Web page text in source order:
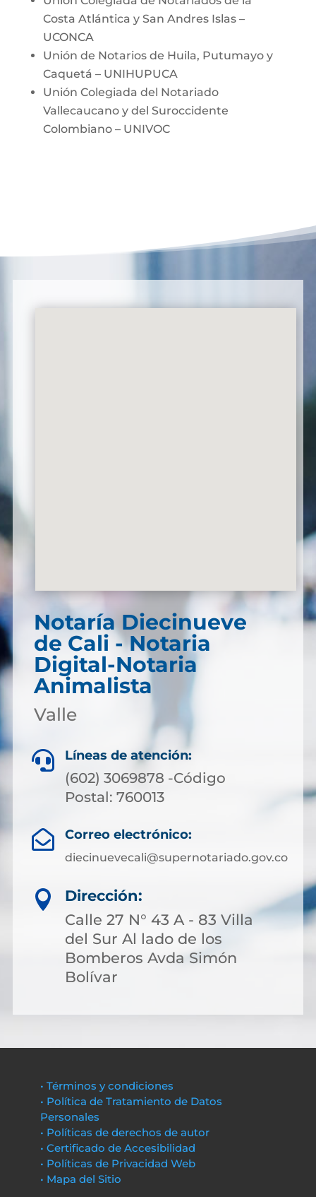
Costa Atlántica y San Andres Islas –
UCONCA
Unión de Notarios de Huila, Putumayo y
Caquetá – UNIHUPUCA
Unión Colegiada del Notariado
Vallecaucano y del Suroccidente
Colombiano – UNIVOC
Notaría Diecinueve
de Cali - Notaria
Digital-Notaria
Animalista
Valle
 Líneas de atención:
(602) 3069878 -Código
Postal: 760013
 Correo electrónico:
diecinuevecali@supernotariado.gov.co

Dirección:
Calle 27 N° 43 A - 83 Villa
del Sur Al lado de los
Bomberos Avda Simón
Bolívar
• Términos y condiciones
• Política de Tratamiento de Datos
Personales
• Políticas de derechos de autor
• Certificado de Accesibilidad
• Políticas de Privacidad Web
• Mapa del Sitio